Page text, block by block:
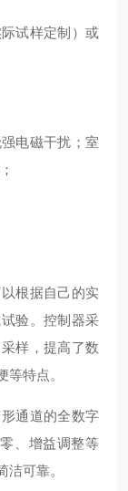
试样定制）或
电磁干扰；室
根据自己的实
验。控制器采
样，提高了数
特点。
通道的全数字
、增益调整等
可靠。